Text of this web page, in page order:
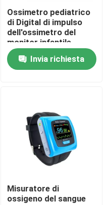
di viaggio
Ossimetro pediatrico
di Digital di impulso
dell'ossimetro del
monitor infantile
senza fili del dito
Invia richiesta
Misuratore di
ossigeno del sangue